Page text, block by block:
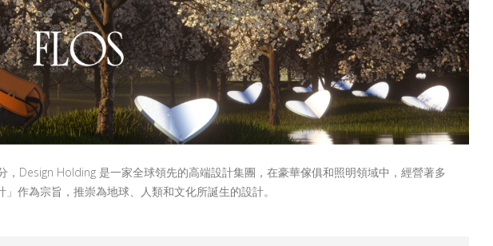
Design Holding 是一家全球領先的高端設計集團，在豪華傢俱和照明領域中，經營著多
作為宗旨，推崇為地球、人類和文化所誕生的設計。